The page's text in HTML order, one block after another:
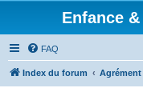
Enfance
FAQ
Index du forum Agrément